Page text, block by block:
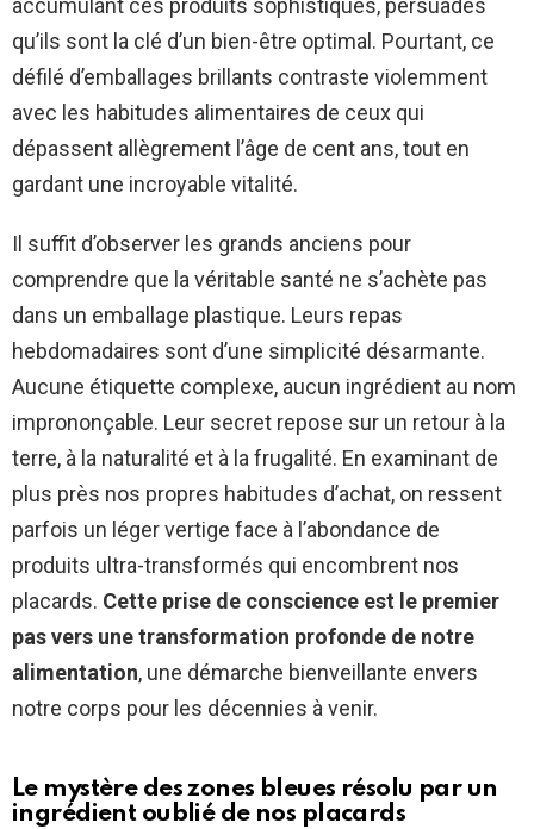
accumulant ces produits sophistiqués, persuadés
qu’ils sont la clé d’un bien-être optimal. Pourtant, ce
défilé d’emballages brillants contraste violemment
avec les habitudes alimentaires de ceux qui
dépassent allègrement l’âge de cent ans, tout en
gardant une incroyable vitalité.
Il suffit d’observer les grands anciens pour
comprendre que la véritable santé ne s’achète pas
dans un emballage plastique. Leurs repas
hebdomadaires sont d’une simplicité désarmante.
Aucune étiquette complexe, aucun ingrédient au nom
imprononçable. Leur secret repose sur un retour à la
terre, à la naturalité et à la frugalité. En examinant de
plus près nos propres habitudes d’achat, on ressent
parfois un léger vertige face à l’abondance de
produits ultra-transformés qui encombrent nos
placards. Cette prise de conscience est le premier
pas vers une transformation profonde de notre
alimentation, une démarche bienveillante envers
notre corps pour les décennies à venir.
Le mystère des zones bleues résolu par un
ingrédient oublié de nos placards